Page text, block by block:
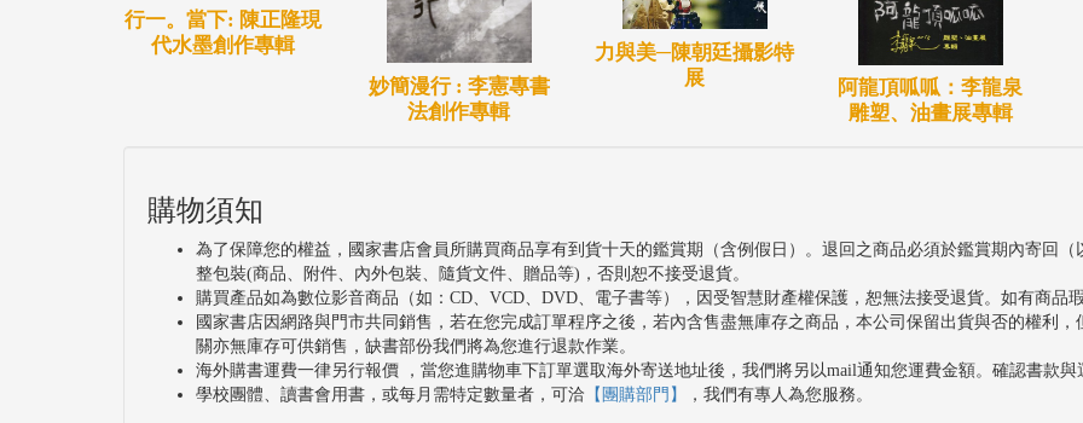
人，擅長用畫刀作畫的畫面，從調色盤到畫布之間來來回回，彷彿是外科醫生執手術刀的堅定
與自信」，這全然需要系統思考與解決問題，而真正的專業藝術家就在勇敢打破形式上限制，
一往情深無悔、不計得失地追尋理想，實現潛意識的解構與發展，因為堅持、執著於理想，藝
建構之間不斷辯證與推演之成果，游行在具象、抽象、半抽象、現況與夢境之間，巧妙運用
點、線、面，形成魅影重量空間美學，老師追求色塊與色塊之調和色，以刀筆迅速刮動與滑
動，營造勇氣、大氣與地氣感受，展覽包括舞魅系列、鯉漾系列、風景系列與靜物系列等系列
作品，展出五十多幅畫作，包括大型巨幅連作，民眾可以欣賞一幅幅充滿著生命力的線條與奇
妙繽紛的色彩，蘊含著創作者獨一無二的美感心靈，引領民眾沉醉在藝術世界，既有療癒又感
動人心，透過油畫藝術表現可以形構空間美感經驗，相當具有生活美學之氣息與氣度。
行一。當下: 陳正隆現
代水墨創作專輯
妙簡漫行 : 李憲專書
法創作專輯
力與美─陳朝廷攝影特
展
阿龍頂呱呱：李龍泉
雕塑、油畫展專輯
購物須知
為了保障您的權益，國家書店會員所購買商品享有到貨十天的鑑賞期（含例假日）。退回之商品必須於鑑賞期內寄回
整包裝(商品、附件、內外包裝、隨貨文件、贈品等)，否則恕不接受退貨。
購買產品如為數位影音商品（如：CD、VCD、DVD、電子書等），因受智慧財產權保護，恕無法接受退貨。如有商品
國家書店因網路與門市共同銷售，若在您完成訂單程序之後，若內含售盡無庫存之商品，本公司保留出貨與否的權利
關亦無庫存可供銷售，缺書部份我們將為您進行退款作業。
海外購書運費一律另行報價 ，當您進購物車下訂單選取海外寄送地址後，我們將另以mail通知您運費金額。確認書款
學校團體、讀書會用書，或每月需特定數量者，可洽 【團購部門】 ，我們有專人為您服務。